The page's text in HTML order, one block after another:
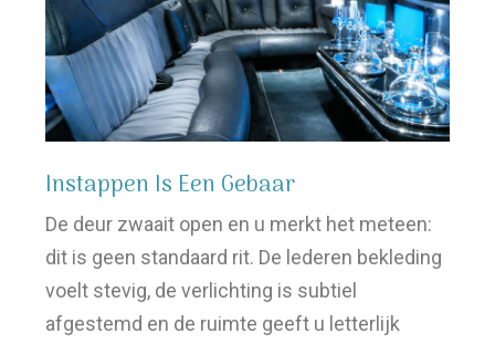
Instappen Is Een Gebaar
De deur zwaait open en u merkt het meteen:
dit is geen standaard rit. De lederen bekleding
voelt stevig, de verlichting is subtiel
afgestemd en de ruimte geeft u letterlijk